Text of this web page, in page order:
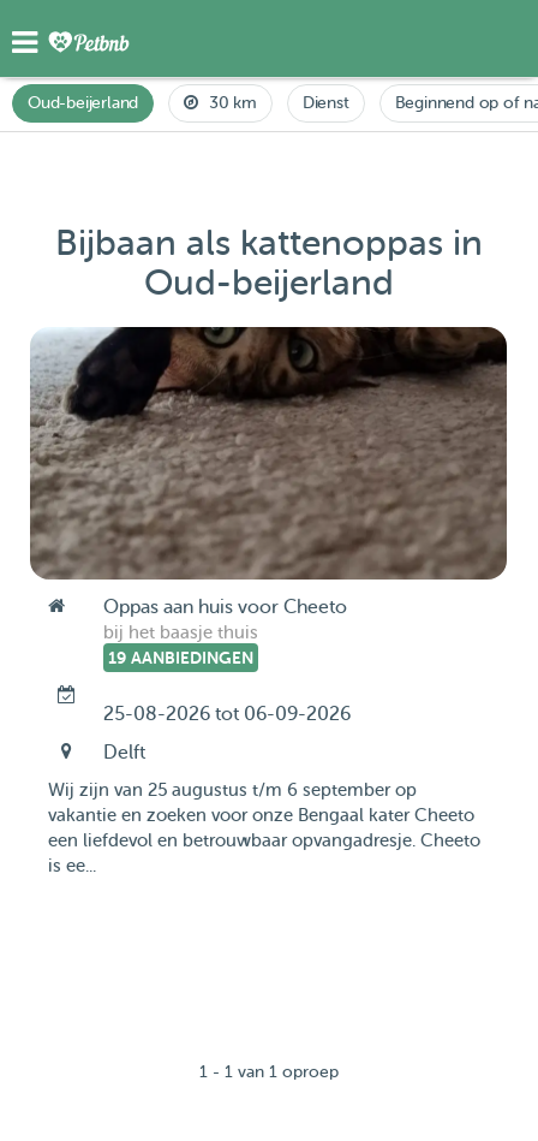
Oud-beijerland 30 km Dienst Beginnend op of
Bijbaan als kattenoppas in
Oud-beijerland
Oppas aan huis voor Cheeto
bij het baasje thuis
19 AANBIEDINGEN
25-08-2026 tot 06-09-2026
Delft
Wij zijn van 25 augustus t/m 6 september op
vakantie en zoeken voor onze Bengaal kater Cheeto
een liefdevol en betrouwbaar opvangadresje. Cheeto
is ee...
1 - 1 van 1 oproep